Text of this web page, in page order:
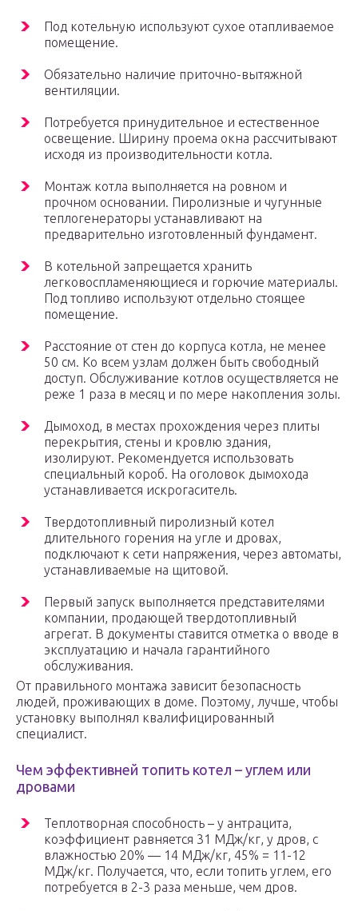
Под котельную используют сухое отапливаемое
помещение.
Обязательно наличие приточно-вытяжной
вентиляции.
Потребуется принудительное и естественное
освещение. Ширину проема окна рассчитывают
исходя из производительности котла.
Монтаж котла выполняется на ровном и
прочном основании. Пиролизные и чугунные
теплогенераторы устанавливают на
предварительно изготовленный фундамент.
В котельной запрещается хранить
легковоспламеняющиеся и горючие материалы.
Под топливо используют отдельно стоящее
помещение.
Расстояние от стен до корпуса котла, не менее
50 см. Ко всем узлам должен быть свободный
доступ. Обслуживание котлов осуществляется не
реже 1 раза в месяц и по мере накопления золы.
Дымоход, в местах прохождения через плиты
перекрытия, стены и кровлю здания,
изолируют. Рекомендуется использовать
специальный короб. На оголовок дымохода
устанавливается искрогаситель.
Твердотопливный пиролизный котел
длительного горения на угле и дровах,
подключают к сети напряжения, через автоматы,
устанавливаемые на щитовой.
Первый запуск выполняется представителями
компании, продающей твердотопливный
агрегат. В документы ставится отметка о вводе в
эксплуатацию и начала гарантийного
обслуживания.
От правильного монтажа зависит безопасность
людей, проживающих в доме. Поэтому, лучше, чтобы
установку выполнял квалифицированный
специалист.
Чем эффективней топить котел – углем или
дровами
Теплотворная способность – у антрацита,
коэффициент равняется 31 МДж/кг, у дров, с
влажностью 20% — 14 МДж/кг, 45% = 11-12
МДж/кг. Получается, что, если топить углем, его
потребуется в 2-3 раза меньше, чем дров.